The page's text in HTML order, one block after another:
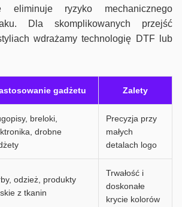
eliminuje ryzyko mechanicznego
Dla skomplikowanych przejść
wdrażamy technologię DTF lub
gadżetu Zalety
breloki,
drobne
Precyzja przy
małych
detalach logo
odzież, produkty
z tkanin
Trwałość i
doskonałe
krycie kolorów